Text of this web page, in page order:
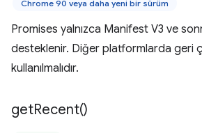
Chrome 90 veya daha yeni bir sürüm
Promises yalnızca Manifest V3 ve
desteklenir. Diğer platformlarda geri
kullanılmalıdır.
getRecent()